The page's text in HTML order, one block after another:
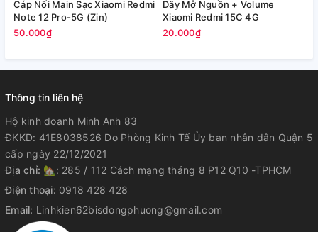
Cáp Nối Main Sạc Xiaomi Redmi
Note 12 Pro-5G (Zin)
50.000₫
Dây Mở Nguồn + Volume
Xiaomi Redmi 15C 4G
20.000₫
Thông tin liên hệ
Hộ kinh doanh Minh Anh 83
ĐKKD: 41E8038526 Do Phòng Kinh Tế Ủy ban nhân dân Quận 5
cấp ngày 22/12/2021
Địa chỉ: 🏡: 285 / 112 Cách mạng tháng 8 P12 Q10 -TPHCM
Điện thoại: 0918 428 428
Email: Linhkien62bisdongphuong@gmail.com